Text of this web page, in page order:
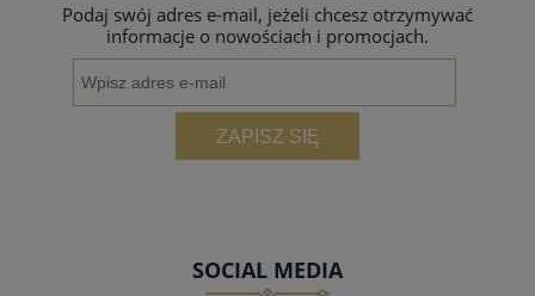
Podaj swój adres e-mail, jeżeli chcesz otrzymywać
informacje o nowościach i promocjach.
ZAPISZ SIĘ
SOCIAL MEDIA